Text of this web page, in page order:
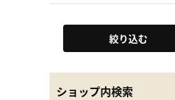
絞り込む
ショップ内検索